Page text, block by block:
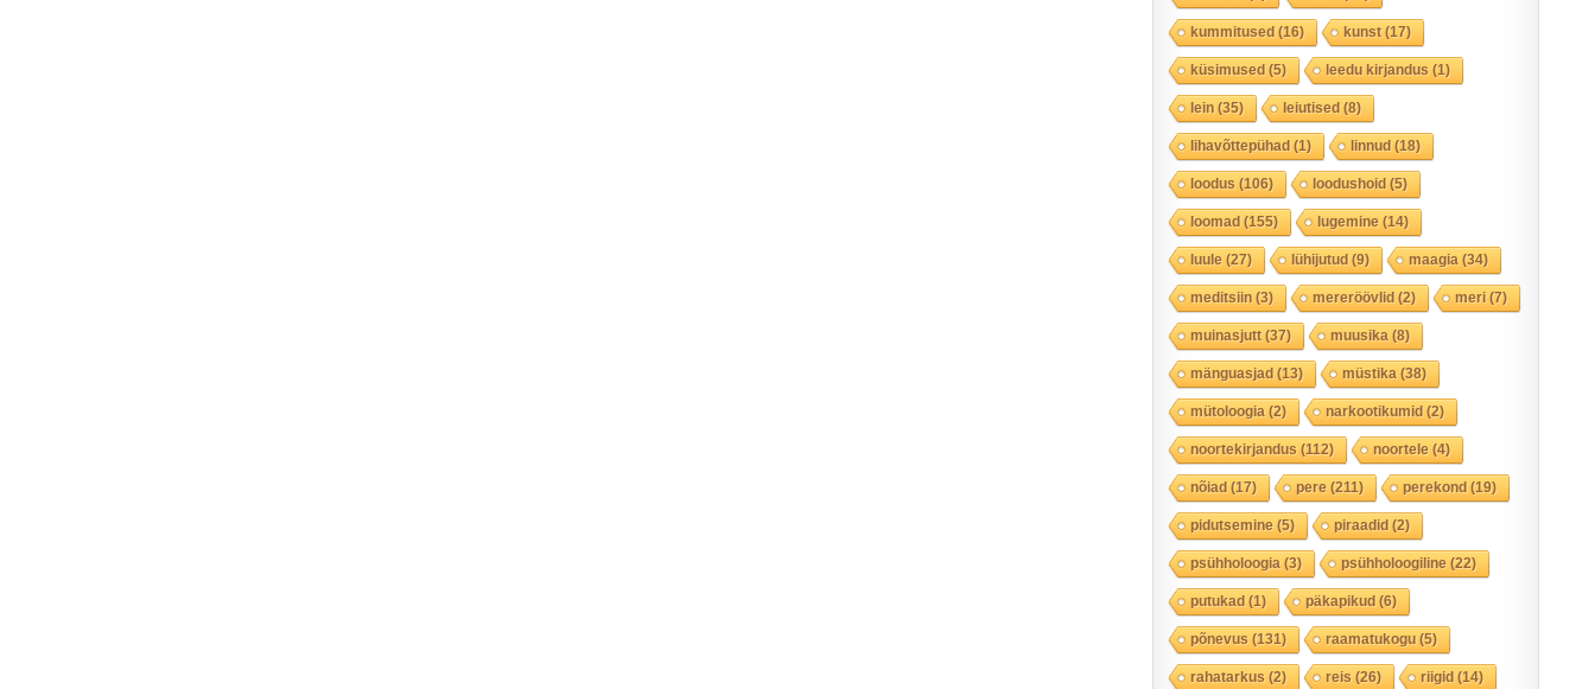
kummitused(16) kunst(17)
küsimused(5) leedu kirjandus(1)
lein(35) leiutised(8)
lihavõttepühad(1) linnud(18)
loodus(106) loodushoid(5)
loomad(155) lugemine(14)
luule(27) lühijutud(9) maagia(34)
meditsiin(3) mereröövlid(2) meri(7)
muinasjutt(37) muusika(8)
mänguasjad(13) müstika(38)
mütoloogia(2) narkootikumid(2)
noortekirjandus(112) noortele(4)
nõiad(17) pere(211) perekond(19)
pidutsemine(5) piraadid(2)
psühholoogia(3) psühholoogiline(22)
putukad(1) päkapikud(6)
põnevus(131) raamatukogu(5)
rahatarkus(2) reis(26) riigid(14)